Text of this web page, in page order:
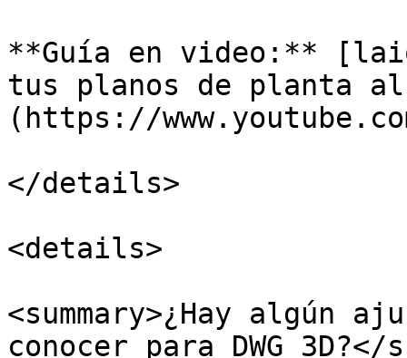
**Guía en video:**
tus planos de planta
(https://
</details>
<details>
<summary>¿Hay algún
conocer para DWG 3D?</